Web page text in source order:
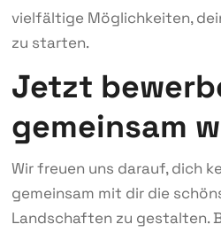
vielfältige Möglichkeiten,
zu starten.
Jetzt
gemeinsam
Wir freuen uns darauf, dich
gemeinsam mit dir die
Landschaften zu gestalten.